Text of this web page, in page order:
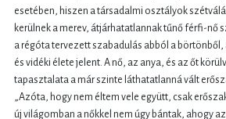
esetében, hiszen a társadalmi osztályok
kerülnek a merev, átjárhatatlannak tűnő férfi-nő
a régóta tervezett szabadulás abból a
és vidéki élete jelent. A nő, az anya, és az őt
tapasztalata a már szinte láthatatlanná vált
„Azóta, hogy nem éltem vele együtt, csak
új világomban a nőkkel nem úgy bántak, ahogy